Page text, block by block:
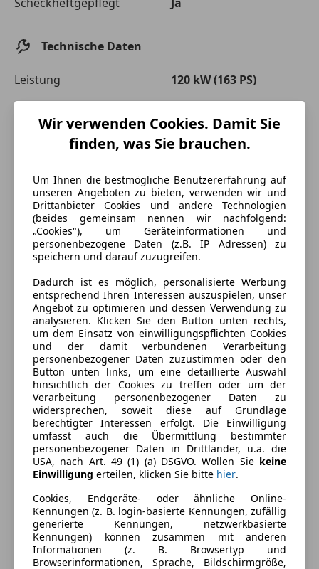
Technische Daten
Leistung
120 kW (163 PS)
Getriebe
Automatik
Leergewicht
2 472 kg
Energieverbrauch
Kraftstoff
Elektro
CO₂-Emissionen
0 g/km (komb.)
Ausstattung
Komfort
Einparkhilfe
Mehr anzeigen
Wir verwenden Cookies. Damit Sie
finden, was Sie brauchen.
Um Ihnen die bestmögliche Benutzererfahrung auf
unseren Angeboten zu bieten, verwenden wir und
Drittanbieter Cookies und andere Technologien
(beides gemeinsam nennen wir nachfolgend:
„Cookies"), um Geräteinformationen und
personenbezogene Daten (z.B. IP Adressen) zu
speichern und darauf zuzugreifen.
Dadurch ist es möglich, personalisierte Werbung
entsprechend Ihren Interessen auszuspielen, unser
Angebot zu optimieren und dessen Verwendung zu
analysieren. Klicken Sie den Button unten rechts,
um dem Einsatz von einwilligungspflichten Cookies
und der damit verbundenen Verarbeitung
personenbezogener Daten zuzustimmen oder den
Button unten links, um eine detaillierte Auswahl
hinsichtlich der Cookies zu treffen oder um der
Verarbeitung personenbezogener Daten zu
widersprechen, soweit diese auf Grundlage
berechtigter Interessen erfolgt. Die Einwilligung
umfasst auch die Übermittlung bestimmter
personenbezogener Daten in Drittländer, u.a. die
USA, nach Art. 49 (1) (a) DSGVO. Wollen Sie keine
Einwilligung erteilen, klicken Sie bitte hier.
Cookies, Endgeräte- oder ähnliche Online-
Kennungen (z. B. login-basierte Kennungen, zufällig
generierte Kennungen, netzwerkbasierte
Kennungen) können zusammen mit anderen
Informationen (z. B. Browsertyp und
Browserinformationen, Sprache, Bildschirmgröße,